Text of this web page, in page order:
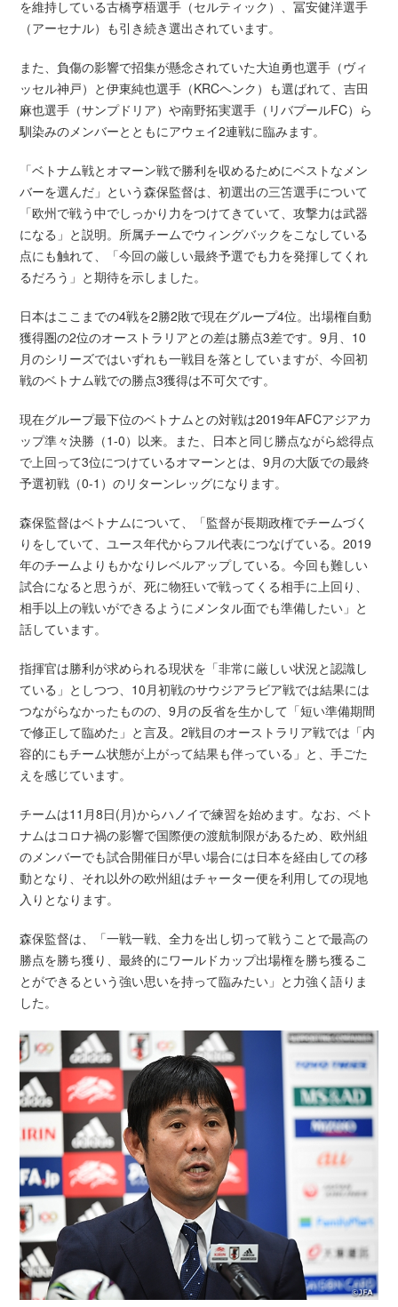
を維持している古橋亨梧選手（セルティック）、冨安健洋選手
（アーセナル）も引き続き選出されています。
また、負傷の影響で招集が懸念されていた大迫勇也選手（ヴィ
ッセル神戸）と伊東純也選手（KRCヘンク）も選ばれて、吉田
麻也選手（サンプドリア）や南野拓実選手（リバプールFC）ら
馴染みのメンバーとともにアウェイ2連戦に臨みます。
「ベトナム戦とオマーン戦で勝利を収めるためにベストなメン
バーを選んだ」という森保監督は、初選出の三笘選手について
「欧州で戦う中でしっかり力をつけてきていて、攻撃力は武器
になる」と説明。所属チームでウィングバックをこなしている
点にも触れて、「今回の厳しい最終予選でも力を発揮してくれ
るだろう」と期待を示しました。
日本はここまでの4戦を2勝2敗で現在グループ4位。出場権自動
獲得圏の2位のオーストラリアとの差は勝点3差です。9月、10
月のシリーズではいずれも一戦目を落としていますが、今回初
戦のベトナム戦での勝点3獲得は不可欠です。
現在グループ最下位のベトナムとの対戦は2019年AFCアジアカ
ップ準々決勝（1-0）以来。また、日本と同じ勝点ながら総得点
で上回って3位につけているオマーンとは、9月の大阪での最終
予選初戦（0-1）のリターンレッグになります。
森保監督はベトナムについて、「監督が長期政権でチームづく
りをしていて、ユース年代からフル代表につなげている。2019
年のチームよりもかなりレベルアップしている。今回も難しい
試合になると思うが、死に物狂いで戦ってくる相手に上回り、
相手以上の戦いができるようにメンタル面でも準備したい」と
話しています。
指揮官は勝利が求められる現状を「非常に厳しい状況と認識し
ている」としつつ、10月初戦のサウジアラビア戦では結果には
つながらなかったものの、9月の反省を生かして「短い準備期間
で修正して臨めた」と言及。2戦目のオーストラリア戦では「内
容的にもチーム状態が上がって結果も伴っている」と、手ごた
えを感じています。
チームは11月8日(月)からハノイで練習を始めます。なお、ベト
ナムはコロナ禍の影響で国際便の渡航制限があるため、欧州組
のメンバーでも試合開催日が早い場合には日本を経由しての移
動となり、それ以外の欧州組はチャーター便を利用しての現地
入りとなります。
森保監督は、「一戦一戦、全力を出し切って戦うことで最高の
勝点を勝ち獲り、最終的にワールドカップ出場権を勝ち獲るこ
とができるという強い思いを持って臨みたい」と力強く語りま
した。